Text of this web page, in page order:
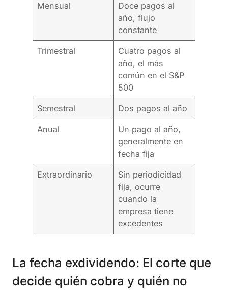
Mensual
Doce pagos al
año, flujo
constante
Trimestral
Cuatro pagos al
año, el más
común en el S&P
500
Semestral Dos pagos al año
Anual
Un pago al año,
generalmente en
fecha fija
Extraordinario
Sin periodicidad
fija, ocurre
cuando la
empresa tiene
excedentes
La fecha exdividendo: El corte que
decide quién cobra y quién no